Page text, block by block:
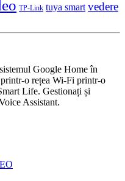
TP-Link tuya smart vedere
Google Home în
o rețea Wi-Fi printr-o
Life. Gestionați și
Assistant.